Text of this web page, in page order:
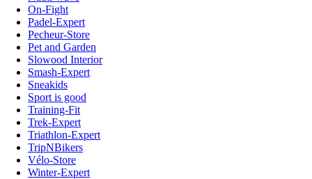
On-Fight
Padel-Expert
Pecheur-Store
Pet and Garden
Slowood Interior
Smash-Expert
Sneakids
Sport is good
Training-Fit
Trek-Expert
Triathlon-Expert
TripNBikers
Vélo-Store
Winter-Expert